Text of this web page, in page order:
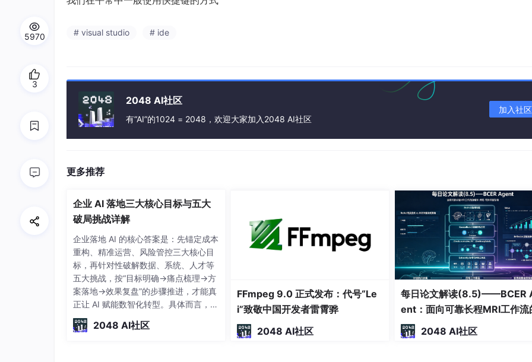
# visual studio # ide
2048 AI社区
有“AI”的1024 = 2048，欢迎大家加入2048 AI社区
加入社区
更多推荐
企业 AI 落地三大核心目标与五大
破局挑战详解
企业落地 AI 的核心答案是：先锚定成本
重构、精准运营、风险管控三大核心目
标，再针对性破解数据、系统、人才等
五大挑战，按“目标明确→痛点梳理→方
案落地→效果复盘”的步骤推进，才能真
正让 AI 赋能数智化转型。具体而言，企
业需先明确自身 AI 应用的核心诉求，结
合调研数据梳理落地过程中的关键障
2048 AI社区
FFmpeg 9.0 正式发布：代号“Le
i”致敬中国开发者雷霄骅
2048 AI社区
每日论文解读(8.5)——BCER
ent：面向可靠长程MRI工作流
编译-绑定-有界恢复架构
2048 AI社区
5970
3